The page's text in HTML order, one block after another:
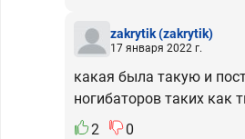
zakrytik(zakrytik)
17 января 2022 г.
какая была такую и
ногибаторов таких как
2
0